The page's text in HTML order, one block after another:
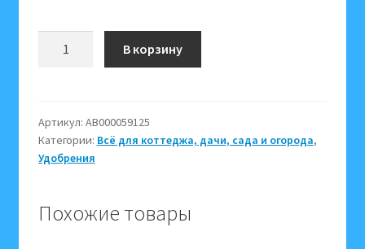
газонов
10кг
GreenUP
В корзину
Артикул: АВ000059125
Категории: Всё для коттеджа, дачи, сада и огорода,
Удобрения
Похожие товары